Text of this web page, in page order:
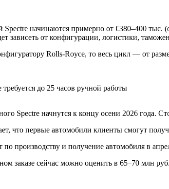
начинаются примерно от €380–400
зависеть от конфигурации, логистики,
Rolls-Royce, то весь цикл — от
до 25 часов ручной работы
Spectre начнутся к концу осени 2026 года.
что первые автомобили клиенты смогут
производству и получение автомобиля в
заказе сейчас можно оценить в 65–70 млн